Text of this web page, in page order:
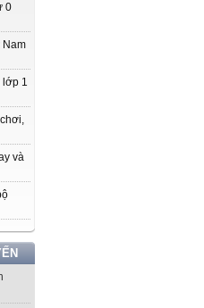
0
Nam
lớp 1
và